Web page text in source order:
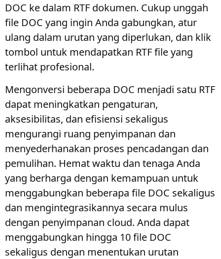
DOC ke dalam RTF dokumen. Cukup unggah
file DOC yang ingin Anda gabungkan, atur
ulang dalam urutan yang diperlukan, dan klik
tombol untuk mendapatkan RTF file yang
terlihat profesional.
Mengonversi beberapa DOC menjadi satu RTF
dapat meningkatkan pengaturan,
aksesibilitas, dan efisiensi sekaligus
mengurangi ruang penyimpanan dan
menyederhanakan proses pencadangan dan
pemulihan. Hemat waktu dan tenaga Anda
yang berharga dengan kemampuan untuk
menggabungkan beberapa file DOC sekaligus
dan mengintegrasikannya secara mulus
dengan penyimpanan cloud. Anda dapat
menggabungkan hingga 10 file DOC
sekaligus dengan menentukan urutan